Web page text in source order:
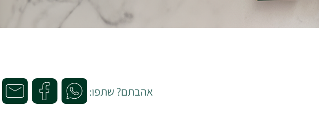
אהבתם? שתפו: